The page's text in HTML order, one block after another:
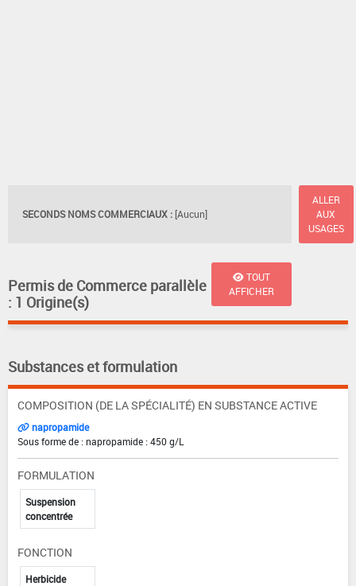
SECONDS NOMS COMMERCIAUX : [Aucun]
ALLER
AUX
USAGES
Permis de Commerce parallèle
: 1 Origine(s)
TOUT
AFFICHER
Substances et formulation
COMPOSITION (DE LA SPÉCIALITÉ) EN SUBSTANCE ACTIVE
napropamide
Sous forme de : napropamide : 450 g/L
FORMULATION
Suspension
concentrée
FONCTION
Herbicide